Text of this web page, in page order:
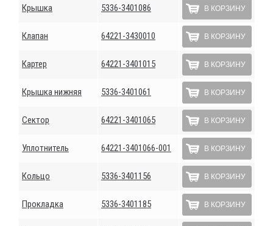
Крышка 5336-3401086 В КОРЗИНУ
Клапан 64221-3430010 В КОРЗИНУ
Картер 64221-3401015 В КОРЗИНУ
Крышка нижняя 5336-3401061 В КОРЗИНУ
Сектор 64221-3401065 В КОРЗИНУ
Уплотнитель 64221-3401066-001 В КОРЗИНУ
Кольцо 5336-3401156 В КОРЗИНУ
Прокладка 5336-3401185 В КОРЗИНУ